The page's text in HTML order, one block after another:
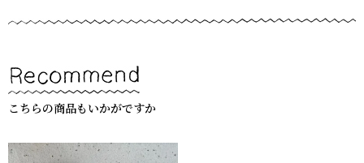
こちらの商品もいかがですか